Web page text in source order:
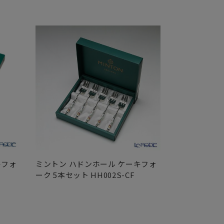
ォ
ミントン ハドンホール ケーキフォ
ーク 5本セット HH002S-CF